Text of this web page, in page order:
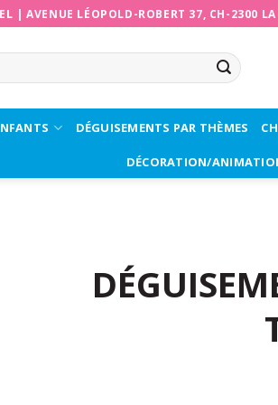
|AVENUE LÉOPOLD-ROBERT 37, CH-2300
DÉGUISEMENTS PAR THÈMES
DÉCORATION/